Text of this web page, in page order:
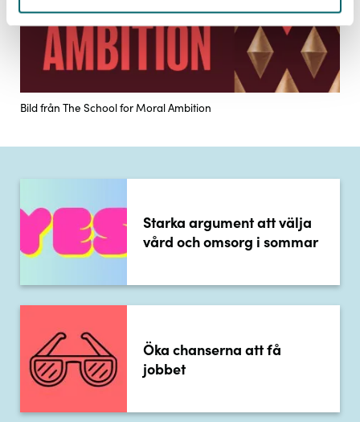
Bild från The School for Moral Ambition
Starka argument att välja
vård och omsorg i sommar
Öka chanserna att få
jobbet